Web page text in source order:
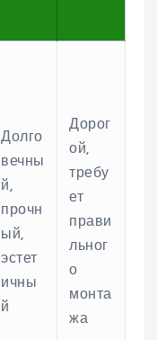
Долго
вечны
й,
прочн
ый,
эстет
ичны
й
Дорог
ой,
требу
ет
прави
льног
о
монта
жа